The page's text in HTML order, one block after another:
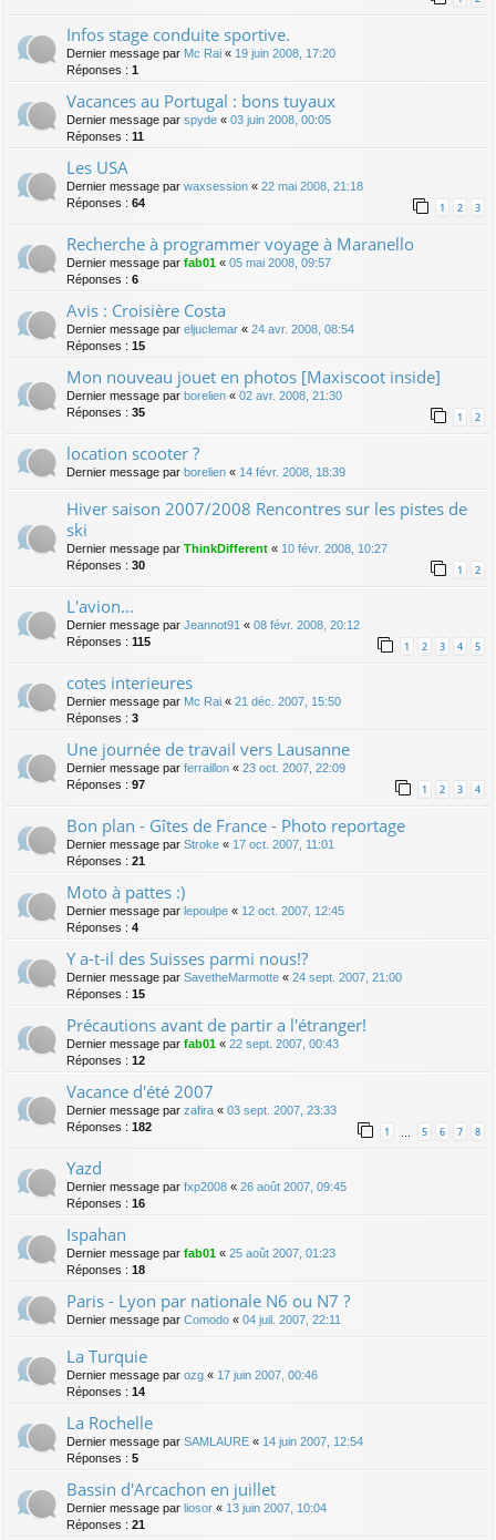
Infos stage conduite sportive.
Dernier message par Mc Rai « 19 juin 2008, 17:20
Réponses : 1
Vacances au Portugal : bons tuyaux
Dernier message par spyde « 03 juin 2008, 00:05
Réponses : 11
Les USA
Dernier message par waxsession « 22 mai 2008, 21:18
Réponses : 64 1 2 3
Recherche à programmer voyage à Maranello
Dernier message par fab01 « 05 mai 2008, 09:57
Réponses : 6
Avis : Croisière Costa
Dernier message par eljuclemar « 24 avr. 2008, 08:54
Réponses : 15
Mon nouveau jouet en photos [Maxiscoot inside]
Dernier message par borelien « 02 avr. 2008, 21:30
Réponses : 35 1 2
location scooter ?
Dernier message par borelien « 14 févr. 2008, 18:39
Hiver saison 2007/2008 Rencontres sur les pistes de
ski
Dernier message par ThinkDifferent « 10 févr. 2008, 10:27
Réponses : 30 1 2
L'avion...
Dernier message par Jeannot91 « 08 févr. 2008, 20:12
Réponses : 115 1 2 3 4 5
cotes interieures
Dernier message par Mc Rai « 21 déc. 2007, 15:50
Réponses : 3
Une journée de travail vers Lausanne
Dernier message par ferraillon « 23 oct. 2007, 22:09
Réponses : 97 1 2 3 4
Bon plan - Gîtes de France - Photo reportage
Dernier message par Stroke « 17 oct. 2007, 11:01
Réponses : 21
Moto à pattes :)
Dernier message par lepoulpe « 12 oct. 2007, 12:45
Réponses : 4
Y a-t-il des Suisses parmi nous!?
Dernier message par SavetheMarmotte « 24 sept. 2007, 21:00
Réponses : 15
Précautions avant de partir a l'étranger!
Dernier message par fab01 « 22 sept. 2007, 00:43
Réponses : 12
Vacance d'été 2007
Dernier message par zafira « 03 sept. 2007, 23:33
Réponses : 182 1 … 5 6 7 8
Yazd
Dernier message par fxp2008 « 26 août 2007, 09:45
Réponses : 16
Ispahan
Dernier message par fab01 « 25 août 2007, 01:23
Réponses : 18
Paris - Lyon par nationale N6 ou N7 ?
Dernier message par Comodo « 04 juil. 2007, 22:11
La Turquie
Dernier message par ozg « 17 juin 2007, 00:46
Réponses : 14
La Rochelle
Dernier message par SAMLAURE « 14 juin 2007, 12:54
Réponses : 5
Bassin d'Arcachon en juillet
Dernier message par liosor « 13 juin 2007, 10:04
Réponses : 21